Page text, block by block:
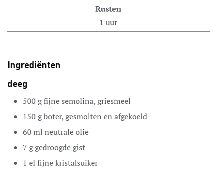
Rusten
1 uur
Ingrediënten
deeg
500 gfijne semolina,griesmeel
150 gboter,gesmolten en afgekoeld
60 ml neutrale olie
7 ggedroogde gist
1 el fijne kristalsuiker